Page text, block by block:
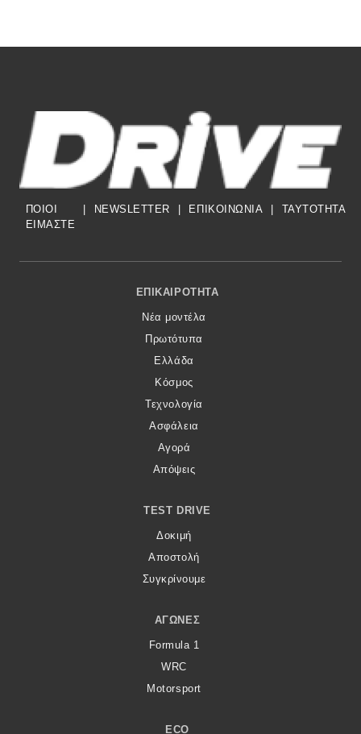
ΠΟΙΟΙ
ΕΙΜΑΣΤΕ
NEWSLETTER ΕΠΙΚΟΙΝΩΝΙΑ TAYTOTHTA
Footer Menu
ΕΠΙΚΑΙΡΌΤΗΤΑ
Νέα μοντέλα
Πρωτότυπα
Ελλάδα
Κόσμος
Τεχνολογία
Ασφάλεια
Αγορά
Απόψεις
TEST DRIVE
Δοκιμή
Αποστολή
Συγκρίνουμε
ΑΓΏΝΕΣ
Formula 1
WRC
Motorsport
ECO